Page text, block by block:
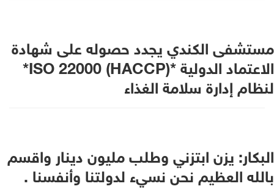
مستشفى الكندي يجدد حصوله على شهادة
الاعتماد الدولية *ISO 22000 (HACCP)*
لنظام إدارة سلامة الغذاء
البكار: يزن ابتزني وطلب مليون دينار واقسم
بالله العظيم نحن نسيء لدولتنا وأنفسنا .